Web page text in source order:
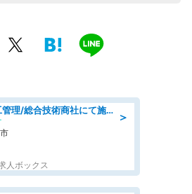
＞
工事・土木施工管理/総合技術商社にて施工管理のお仕事/即日勤務可/車通勤可/工事・土木施工管理/生産・品質管理
人ボックス